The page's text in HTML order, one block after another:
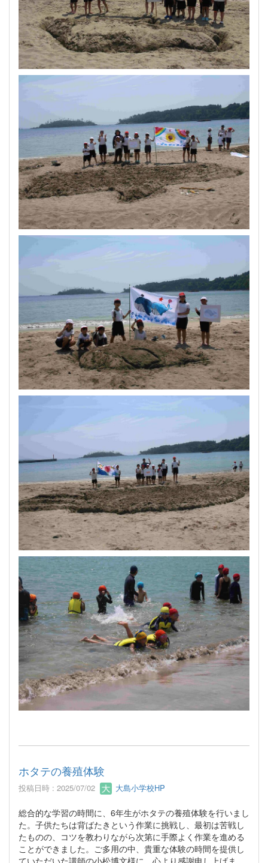
ホタテの養殖体験
投稿日時 : 2025/07/02 大島小学校HP
総合的な学習の時間に、6年生がホタテの養殖体験を行いまし
た。子供たちは背ばたきという作業に挑戦し、最初は苦戦し
たものの、コツを教わりながら次第に手際よく作業を進める
ことができました。ご多用の中、貴重な体験の時間を提供し